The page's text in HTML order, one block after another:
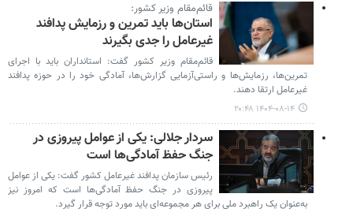
قائم‌مقام وزیر کشور:
استان‌ها باید تمرین و رزمایش پدافند
غیرعامل را جدی بگیرند
قائم‌مقام وزیر کشور گفت: استانداران باید با اجرای
تمرین‌ها، رزمایش‌ها و راستی‌آزمایی گزارش‌ها، آمادگی خود را در حوزه پدافند
غیرعامل ارتقا دهند.
۱۴۰۴-۰۸-۱۴ ۲۰:۴۸
سردار جلالی: یکی از عوامل پیروزی در
جنگ حفظ آمادگی‌ها است
رئیس سازمان پدافند غیرعامل کشور گفت: یکی از عوامل
پیروزی در جنگ حفظ آمادگی‌ها است که امروز نیز
به‌عنوان یک راهبرد ملی برای هر مجموعه‌ای باید مورد توجه قرار گیرد.